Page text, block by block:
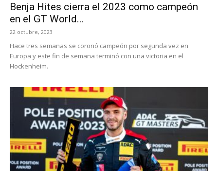
Benja Hites cierra el 2023 como campeón
en el GT World...
22 octubre, 2023
Hace tres semanas se coronó campeón por segunda vez en
Europa y este fin de semana terminó con una victoria en el
Hockenheim.